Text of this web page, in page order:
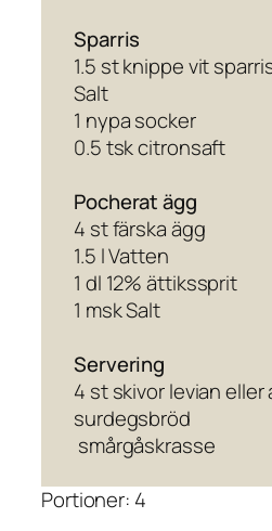
Sparris
1.5 st knippe vit
Salt
1 nypa socker
0.5 tsk citronsaft
Pocherat ägg
4 st färska ägg
1.5 l Vatten
1 dl 12% ättikssprit
1 msk Salt
Servering
4 st skivor levian
surdegsbröd
smårgåskrasse
Portioner: 4